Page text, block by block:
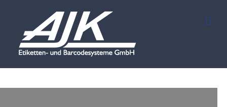
springen